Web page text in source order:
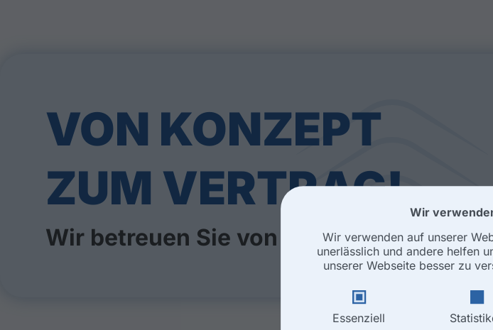
VON KONZEPT
ZUM VERTRAG!
Wir betreuen Sie von Anfang bis Ende
Wir
Wir verwenden auf unserer
unerlässlich und andere helfen uns dabei, Ihre
unserer Webseite besser zu
Essenziell